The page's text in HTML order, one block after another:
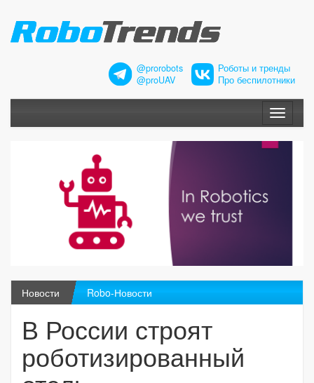
@prorobots
@proUAV
Роботы и тренды
Про беспилотники
Меню
Новости Robo-Новости
В России строят
роботизированный